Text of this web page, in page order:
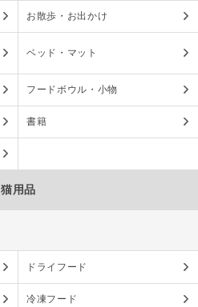
お散歩・お出かけ
ベッド・マット
フードボウル・小物
書籍
猫用品
ドライフード
冷凍フード